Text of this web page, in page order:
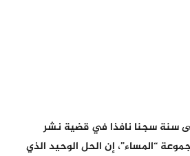
سنة سجنا نافذا في قضية نشر
“المساء”، إن الحل الوحيد الذي